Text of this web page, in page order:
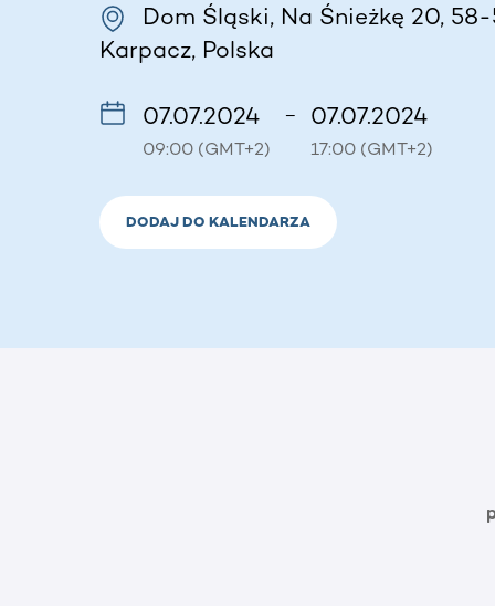
Dom Śląski, Na Śnieżkę 20,
Karpacz, Polska
07.07.2024
09:00 (GMT+2)
– 07.07.2024
17:00 (GMT+2)
DODAJ DO KALENDARZA